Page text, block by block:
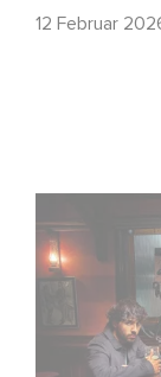
12 Februar
Wenn
Revenge Club.